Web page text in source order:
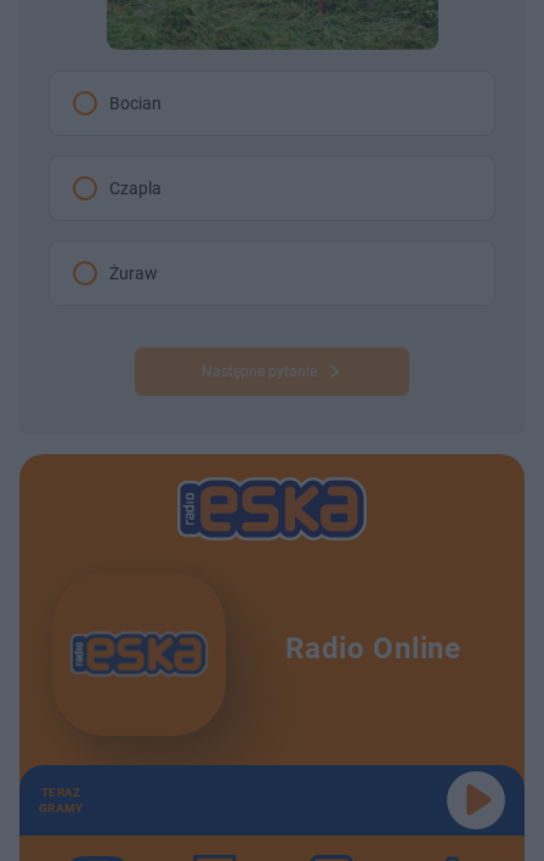
Bocian
Czapla
Żuraw
Następne pytanie
Radio Online
TERAZ
GRAMY